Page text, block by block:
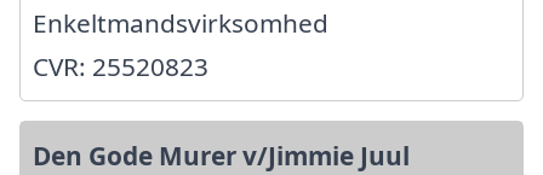
Enkeltmandsvirksomhed
CVR: 25520823
Den Gode Murer v/Jimmie Juul